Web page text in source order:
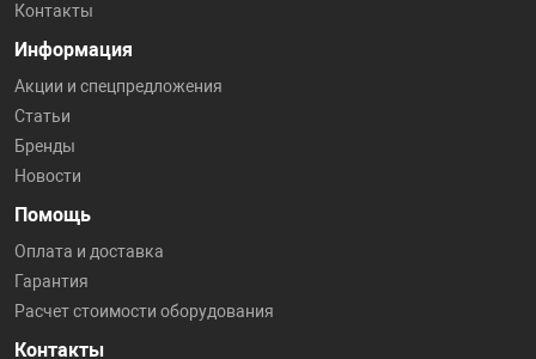
Контакты
Информация
Акции и спецпредложения
Статьи
Бренды
Новости
Помощь
Оплата и доставка
Гарантия
Расчет стоимости оборудования
Контакты